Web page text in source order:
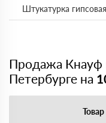
Штукатурка
Продажа Кнауф
Петербурге на
Товар